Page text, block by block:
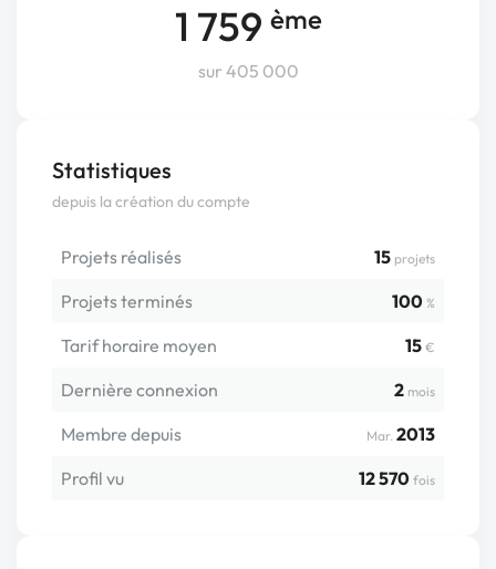
1 759 ème
sur 405 000
Statistiques
depuis la création du compte
Projets réalisés 15 projets
Projets terminés 100 %
Tarif horaire moyen 15 €
Dernière connexion 2 mois
Membre depuis Mar. 2013
Profil vu
12 570 fois